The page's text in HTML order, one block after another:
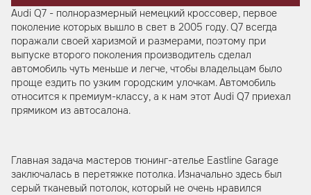
Audi Q7 - полноразмерный немецкий кроссовер, первое
поколение которых вышло в свет в 2005 году. Q7 всегда
поражали своей харизмой и размерами, поэтому при
выпуске второго поколения производитель сделал
автомобиль чуть меньше и легче, чтобы владельцам было
проще ездить по узким городским улочкам. Автомобиль
относится к премиум-классу, а к нам этот Audi Q7 приехал
прямиком из автосалона.
Главная задача мастеров тюнинг-ателье Eastline Garage
заключалась в перетяжке потолка. Изначально здесь был
серый тканевый потолок, который не очень нравился